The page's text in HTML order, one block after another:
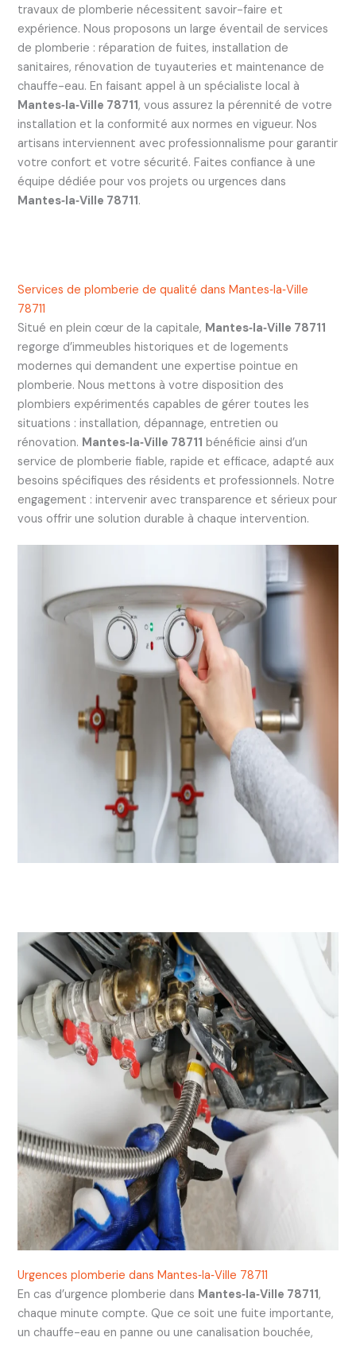
travaux de plomberie nécessitent savoir-faire et
expérience. Nous proposons un large éventail de services
de plomberie : réparation de fuites, installation de
sanitaires, rénovation de tuyauteries et maintenance de
chauffe-eau. En faisant appel à un spécialiste local à
Mantes‑la‑Ville 78711, vous assurez la pérennité de votre
installation et la conformité aux normes en vigueur. Nos
artisans interviennent avec professionnalisme pour garantir
votre confort et votre sécurité. Faites confiance à une
équipe dédiée pour vos projets ou urgences dans
Mantes‑la‑Ville 78711.
Services de plomberie de qualité dans Mantes‑la‑Ville
78711
Situé en plein cœur de la capitale, Mantes‑la‑Ville 78711
regorge d’immeubles historiques et de logements
modernes qui demandent une expertise pointue en
plomberie. Nous mettons à votre disposition des
plombiers expérimentés capables de gérer toutes les
situations : installation, dépannage, entretien ou
rénovation. Mantes‑la‑Ville 78711 bénéficie ainsi d’un
service de plomberie fiable, rapide et efficace, adapté aux
besoins spécifiques des résidents et professionnels. Notre
engagement : intervenir avec transparence et sérieux pour
vous offrir une solution durable à chaque intervention.
Urgences plomberie dans Mantes‑la‑Ville 78711
En cas d’urgence plomberie dans Mantes‑la‑Ville 78711,
chaque minute compte. Que ce soit une fuite importante,
un chauffe-eau en panne ou une canalisation bouchée,